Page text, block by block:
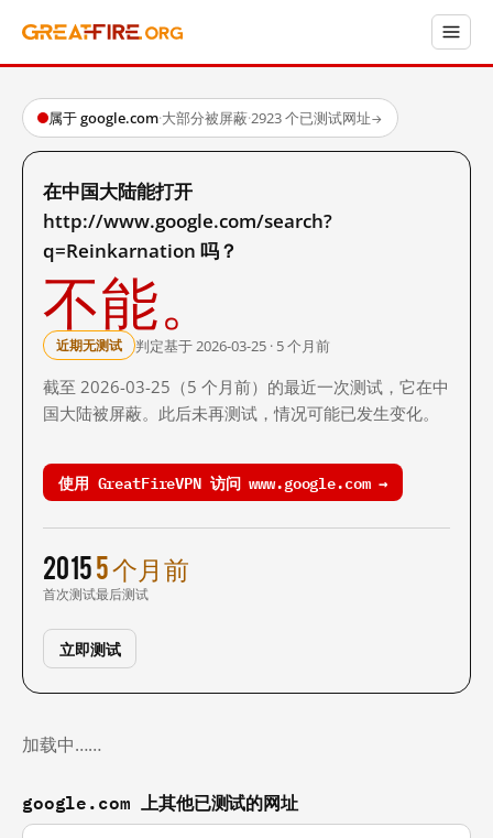
属于 google.com·大部分被屏蔽·2923 个已测试网址→
在中国大陆能打开
http://www.google.com/search?
q=Reinkarnation 吗？
不能。
近期无测试 判定基于 2026-03-25 · 5 个月前
截至 2026-03-25（5 个月前）的最近一次测试，它在中
国大陆被屏蔽。此后未再测试，情况可能已发生变化。
使用 GreatFireVPN 访问 www.google.com →
2015
首次测试
5 个月前
最后测试
立即测试
加载中……
google.com 上其他已测试的网址